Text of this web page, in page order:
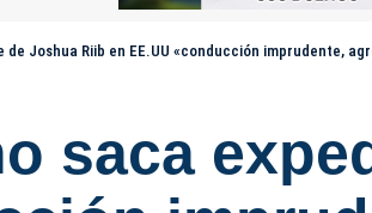
Joshua Riib en EE.UU «conducción imprudente,
saca